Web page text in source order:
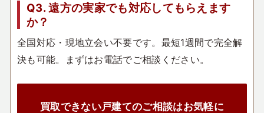
Q3. 遠方の実家でも対応してもらえます
か？
全国対応・現地立会い不要です。最短1週間で完全解
決も可能。まずはお電話でご相談ください。
買取できない戸建てのご相談はお気軽に